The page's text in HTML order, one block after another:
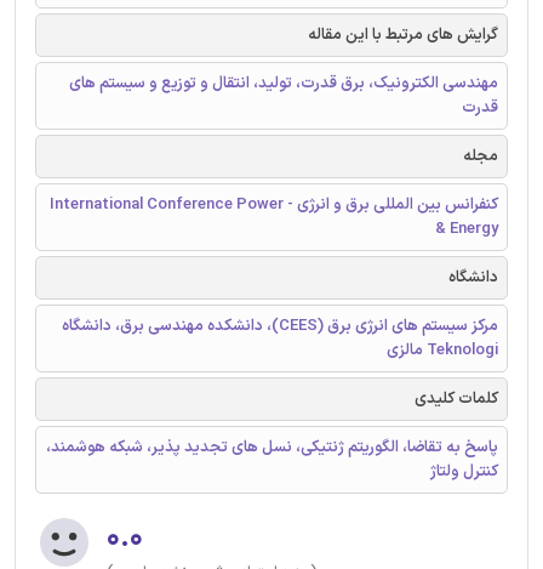
گرایش های مرتبط با این مقاله
مهندسی الکترونیک، برق قدرت، تولید، انتقال و توزیع و سیستم های
قدرت
مجله
کنفرانس بین المللی برق و انرژی - International Conference Power
& Energy
دانشگاه
مرکز سیستم های انرژی برق (CEES)، دانشکده مهندسی برق، دانشگاه
Teknologi مالزی
کلمات کلیدی
پاسخ به تقاضا، الگوریتم ژنتیکی، نسل های تجدید پذیر، شبکه هوشمند،
کنترل ولتاژ
۰.۰